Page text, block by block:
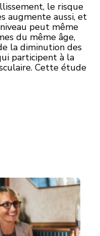
le risque
augmente aussi, et
peut même
du même âge,
la diminution des
participent à la
Cette étude